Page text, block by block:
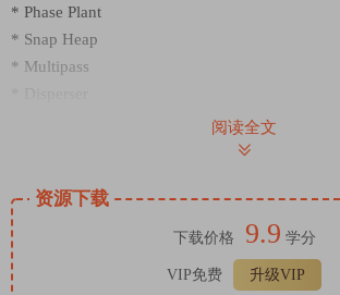
* Phase Plant
* Snap Heap
* Multipass
* Convolver
* Shaper Table
* Filter Table
SnapIn 插件：
阅读全文
资源下载
下载价格 9.9 学分
VIP免费 升级VIP